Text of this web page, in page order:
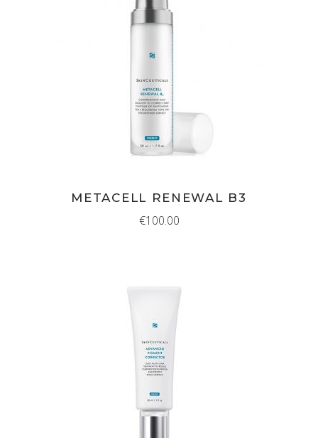
MEER INFORMATIE
METACELL RENEWAL B3
€100.00
IN WINKELMAND